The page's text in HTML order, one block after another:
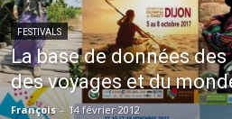
FESTIVALS
La base de données
des voyages et du
François - 14 février 2012